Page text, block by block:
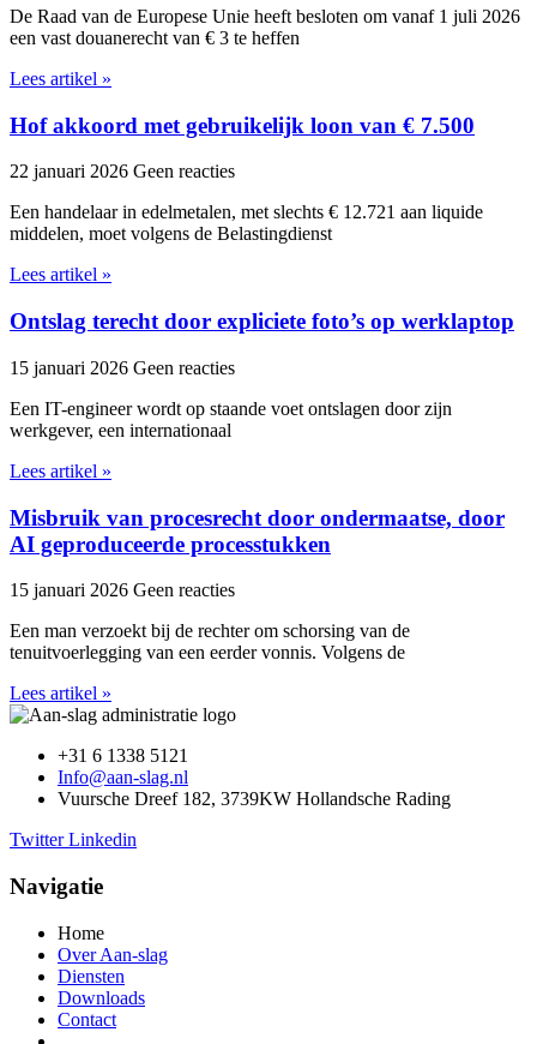
De Raad van de Europese Unie heeft besloten om vanaf 1 juli 2026
een vast douanerecht van € 3 te heffen
Lees artikel »
Hof akkoord met gebruikelijk loon van € 7.500
22 januari 2026 Geen reacties
Een handelaar in edelmetalen, met slechts € 12.721 aan liquide
middelen, moet volgens de Belastingdienst
Lees artikel »
Ontslag terecht door expliciete foto’s op werklaptop
15 januari 2026 Geen reacties
Een IT-engineer wordt op staande voet ontslagen door zijn
werkgever, een internationaal
Lees artikel »
Misbruik van procesrecht door ondermaatse, door
AI geproduceerde processtukken
15 januari 2026 Geen reacties
Een man verzoekt bij de rechter om schorsing van de
tenuitvoerlegging van een eerder vonnis. Volgens de
Lees artikel »
+31 6 1338 5121
Info@aan-slag.nl
Vuursche Dreef 182, 3739KW Hollandsche Rading
Twitter Linkedin
Navigatie
Home
Over Aan-slag
Diensten
Downloads
Contact